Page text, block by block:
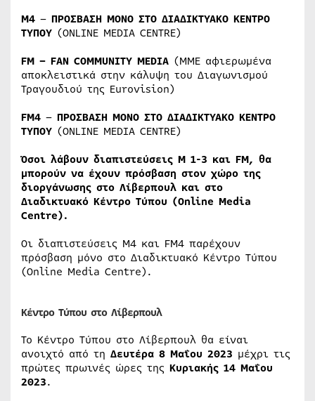
M4 – ΠΡΟΣΒΑΣΗ ΜΟΝΟ ΣΤΟ ΔΙΑΔΙΚΤΥΑΚΟ ΚΕΝΤΡΟ
ΤΥΠΟΥ (ΟNLINE MEDIA CENTRE)
FM – FAN COMMUNITY MEDIA (ΜΜΕ αφιερωμένα
αποκλειστικά στην κάλυψη του Διαγωνισμού
Τραγουδιού της Eurovision)
FM4 – ΠΡΟΣΒΑΣΗ ΜΟΝΟ ΣΤΟ ΔΙΑΔΙΚΤΥΑΚΟ ΚΕΝΤΡΟ
ΤΥΠΟΥ (ΟNLINE MEDIA CENTRE)
Όσοι λάβουν διαπιστεύσεις M 1-3 και FM, θα
μπορούν να έχουν πρόσβαση στον χώρο της
διοργάνωσης στο Λίβερπουλ και στο
Διαδικτυακό Κέντρο Τύπου (Online Media
Centre).
Οι διαπιστεύσεις M4 και FM4 παρέχουν
πρόσβαση μόνο στο Διαδικτυακό Κέντρο Τύπου
(Οnline Media Centre).
Κέντρο Τύπου στο Λίβερπουλ
Το Κέντρο Τύπου στο Λίβερπουλ θα είναι
ανοιχτό από τη Δευτέρα 8 Μαΐου 2023 μέχρι τις
πρώτες πρωινές ώρες της Κυριακής 14 Μαΐου
2023.